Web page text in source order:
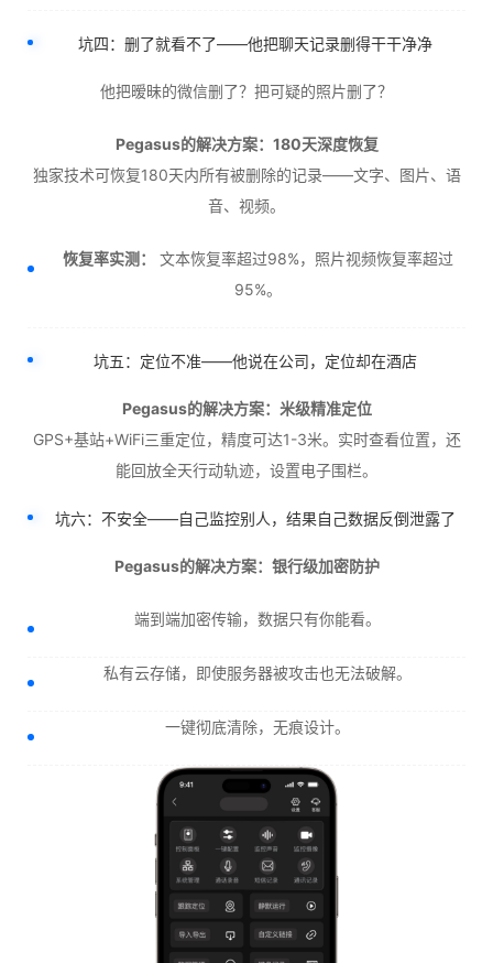
坑四：删了就看不了——他把聊天记录删得干干净净
他把暧昧的微信删了？把可疑的照片删了？
Pegasus的解决方案：180天深度恢复
独家技术可恢复180天内所有被删除的记录——文字、图片、语
音、视频。
恢复率实测：
文本恢复率超过98%，照片视频恢复率超过
95%。
坑五：定位不准——他说在公司，定位却在酒店
Pegasus的解决方案：米级精准定位
GPS+基站+WiFi三重定位，精度可达1-3米。实时查看位置，还
能回放全天行动轨迹，设置电子围栏。
坑六：不安全——自己监控别人，结果自己数据反倒泄露了
Pegasus的解决方案：银行级加密防护
端到端加密传输，数据只有你能看。
私有云存储，即使服务器被攻击也无法破解。
一键彻底清除，无痕设计。